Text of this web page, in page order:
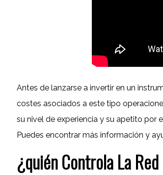
Antes de lanzarse a invertir en un
costes asociados a este tipo
su nivel de experiencia y su apetito por
Puedes encontrar más información y
¿quién Controla La